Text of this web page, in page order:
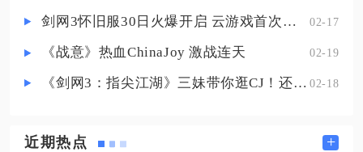
载同
剑网3怀旧服30日火爆开启 云游戏首次亮相CJ打造舒适畅玩体验 02-17
《战意》热血ChinaJoy 激战连天 02-19
《剑网3：指尖江湖》三妹带你逛CJ！还有惊喜嘉宾现场约定你！ 02-18
近期热点 +